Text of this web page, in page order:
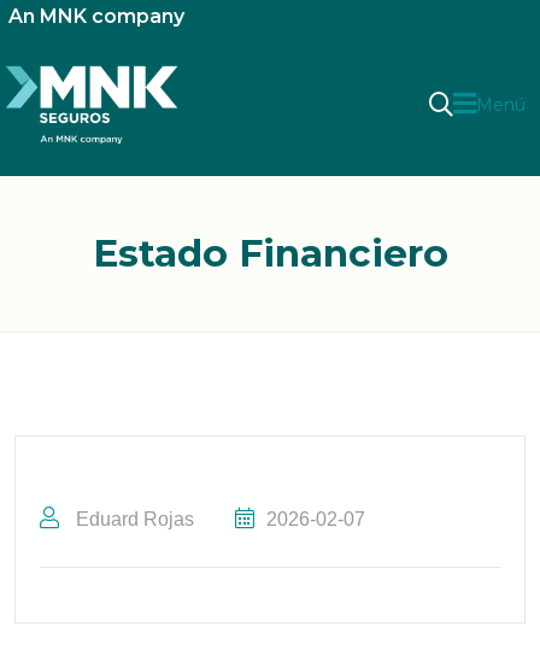
An MNK company
Menú
Estado Financiero
Eduard Rojas 2026-02-07